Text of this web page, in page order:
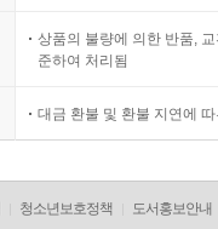
상품의 불량에 의한 반품,
준하여 처리됨
대금 환불 및 환불 지연에
청소년보호정책 도서홍보안내